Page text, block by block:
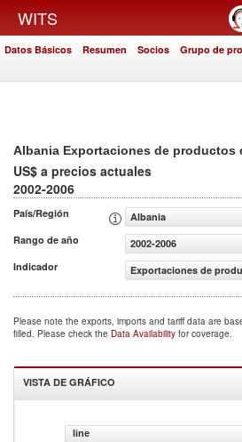
WITS
Datos Básicos Resumen Socios Grupo de
Albania Exportaciones de productos
US$ a precios actuales
2002-2006
País/Región
Albania
Rango de año
2002-2006
Indicador
Exportaciones de
Please note the exports, imports and tariff data are
filled. Please check the Data Availability for coverage.
VISTA DE GRÁFICO
line